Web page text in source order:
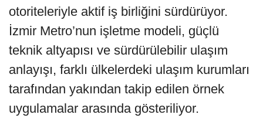
otoriteleriyle aktif iş birliğini sürdürüyor.
İzmir Metro’nun işletme modeli, güçlü
teknik altyapısı ve sürdürülebilir ulaşım
anlayışı, farklı ülkelerdeki ulaşım kurumları
tarafından yakından takip edilen örnek
uygulamalar arasında gösteriliyor.